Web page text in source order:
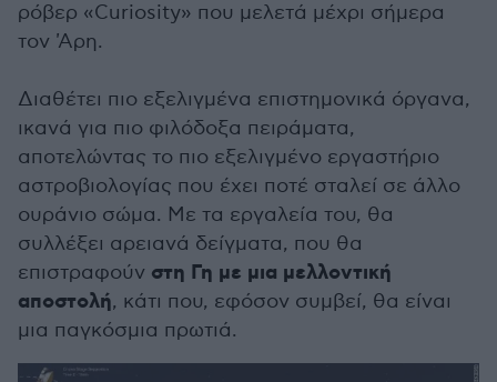
ρόβερ «Curiosity» που μελετά μέχρι σήμερα
τον 'Αρη.
Διαθέτει πιο εξελιγμένα επιστημονικά όργανα,
ικανά για πιο φιλόδοξα πειράματα,
αποτελώντας το πιο εξελιγμένο εργαστήριο
αστροβιολογίας που έχει ποτέ σταλεί σε άλλο
ουράνιο σώμα. Με τα εργαλεία του, θα
συλλέξει αρειανά δείγματα, που θα
επιστραφούν στη Γη με μια μελλοντική
αποστολή, κάτι που, εφόσον συμβεί, θα είναι
μια παγκόσμια πρωτιά.